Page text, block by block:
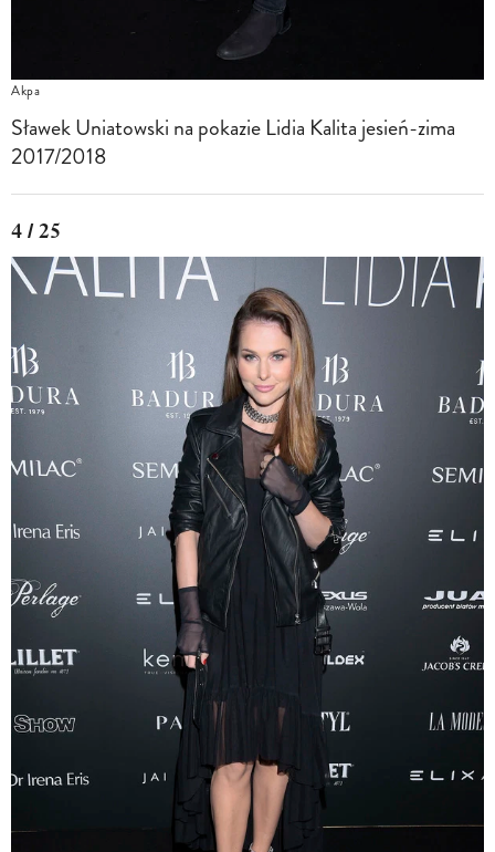
Akpa
Sławek Uniatowski na pokazie Lidia Kalita jesień-zima
2017/2018
4 / 25